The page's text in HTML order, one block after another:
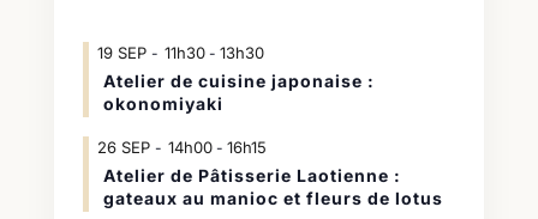
19 SEP 11h30- 13h30
Atelier de cuisine japonaise :
okonomiyaki
26 SEP 14h00- 16h15
Atelier de Pâtisserie Laotienne :
gateaux au manioc et fleurs de lotus